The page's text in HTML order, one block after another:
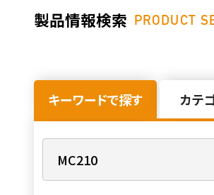
製品情報検索 PRODUCT
キーワードで探す カテ